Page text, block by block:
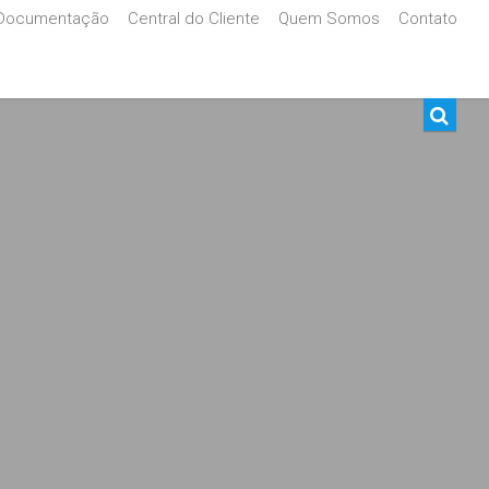
Contato
Quem Somos
Central do Cliente